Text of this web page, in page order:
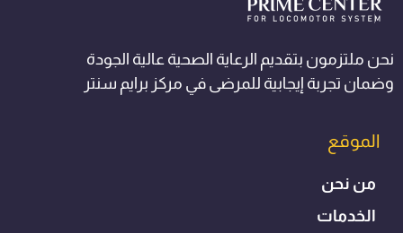
نحن ملتزمون بتقديم الرعاية الصحية عالية الجودة
وضمان تجربة إيجابية للمرضى في مركز برايم سنتر
الموقع
من نحن
الخدمات